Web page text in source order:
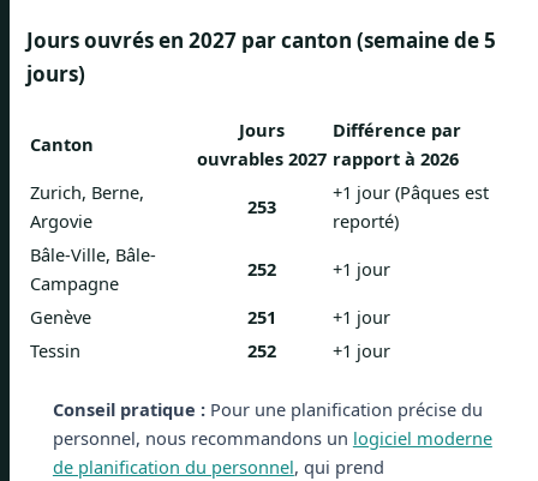
Jours ouvrés en 2027 par canton (semaine de 5
jours)
Canton
Jours
ouvrables 2027
Différence par
rapport à 2026
Zurich, Berne,
Argovie
253
+1 jour (Pâques est
reporté)
Bâle-Ville, Bâle-
Campagne
252
+1 jour
Genève
251
+1 jour
Tessin
252 +1 jour
Conseil pratique :Pour une planification précise du
personnel, nous recommandons un logiciel moderne
de planification du personnel, qui prend